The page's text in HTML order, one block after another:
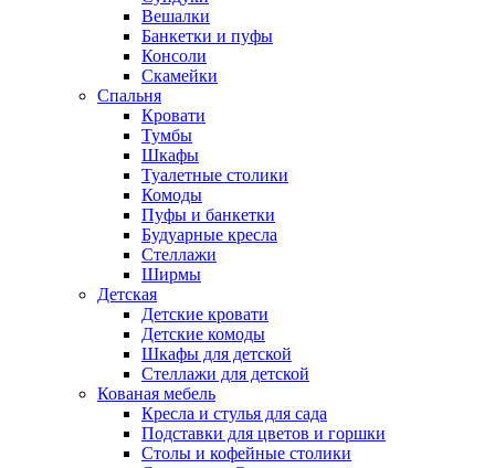
Вешалки
Банкетки и пуфы
Консоли
Скамейки
Спальня
Кровати
Тумбы
Шкафы
Туалетные столики
Комоды
Пуфы и банкетки
Будуарные кресла
Стеллажи
Ширмы
Детская
Детские кровати
Детские комоды
Шкафы для детской
Стеллажи для детской
Кованая мебель
Кресла и стулья для сада
Подставки для цветов и горшки
Столы и кофейные столики